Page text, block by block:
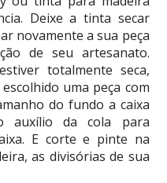
Deixe a tinta secar
novamente a sua peça
de seu artesanato.
totalmente seca,
uma peça com
do fundo a caixa
auxílio da cola para
E corte e pinte na
as divisórias de sua